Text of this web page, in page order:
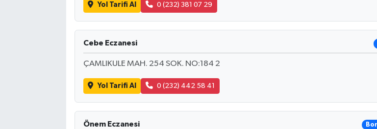
Yol Tarifi Al 0 (232) 381 07 29
Cebe Eczanesi
ÇAMLIKULE MAH. 254 SOK. NO:184 2
Yol Tarifi Al 0 (232) 442 58 41
Önem Eczanesi